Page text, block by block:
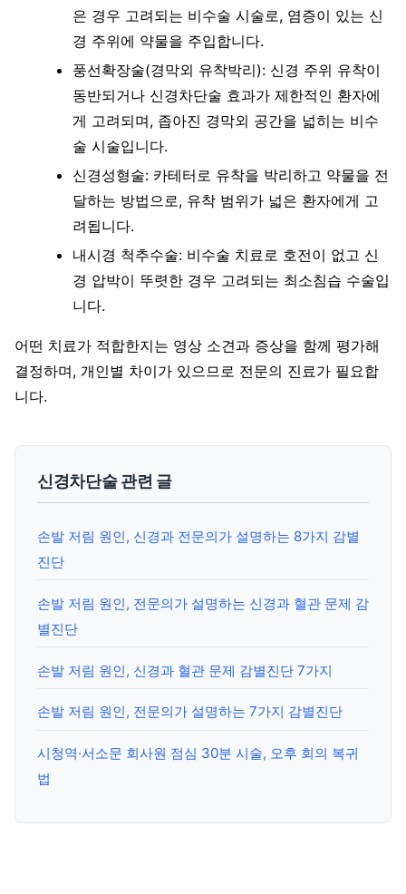
은 경우 고려되는 비수술 시술로, 염증이 있는 신
경 주위에 약물을 주입합니다.
풍선확장술(경막외 유착박리): 신경 주위 유착이
동반되거나 신경차단술 효과가 제한적인 환자에
게 고려되며, 좁아진 경막외 공간을 넓히는 비수
술 시술입니다.
신경성형술: 카테터로 유착을 박리하고 약물을 전
달하는 방법으로, 유착 범위가 넓은 환자에게 고
려됩니다.
내시경 척추수술: 비수술 치료로 호전이 없고 신
경 압박이 뚜렷한 경우 고려되는 최소침습 수술입
니다.
어떤 치료가 적합한지는 영상 소견과 증상을 함께 평가해
결정하며, 개인별 차이가 있으므로 전문의 진료가 필요합
니다.
신경차단술 관련 글
손발 저림 원인, 신경과 전문의가 설명하는 8가지 감별
진단
손발 저림 원인, 전문의가 설명하는 신경과 혈관 문제 감
별진단
손발 저림 원인, 신경과 혈관 문제 감별진단 7가지
손발 저림 원인, 전문의가 설명하는 7가지 감별진단
시청역·서소문 회사원 점심 30분 시술, 오후 회의 복귀
법